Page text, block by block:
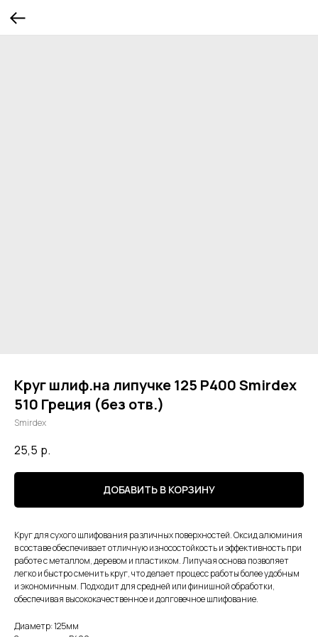
Круг шлиф.на липучке 125 Р400 Smirdex
510 Греция (без отв.)
Smirdex
25,5 р.
ДОБАВИТЬ В КОРЗИНУ
Круг для сухого шлифования различных поверхностей. Оксид алюминия
в составе обеспечивает отличную износостойкость и эффективность при
работе с металлом, деревом и пластиком. Липучая основа позволяет
легко и быстро сменить круг, что делает процесс работы более удобным
и экономичным. Подходит для средней или финишной обработки,
обеспечивая высококачественное и долговечное шлифование.
Диаметр: 125мм